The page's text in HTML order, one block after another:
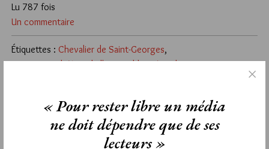
Un commentaire
Lu 787 fois
Étiquettes : Chevalier de Saint-Georges,
compagnie Théâtre de l'Impossible,Frères humains,
Théâtre de l'Impossible,Victor Schœlcher
« Pour rester libre un média
ne doit dépendre que de ses
lecteurs »